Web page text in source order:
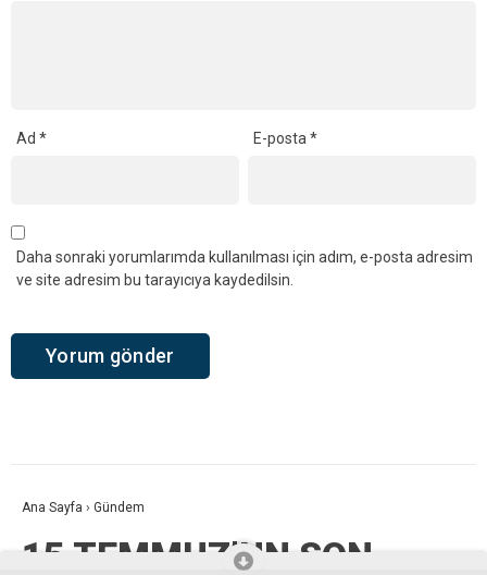
Ad * E-posta*
Daha sonraki yorumlarımda kullanılması için adım, e-posta adresim
ve site adresim bu tarayıcıya kaydedilsin.
Ana Sayfa › Gündem
15 TEMMUZ’UN SON